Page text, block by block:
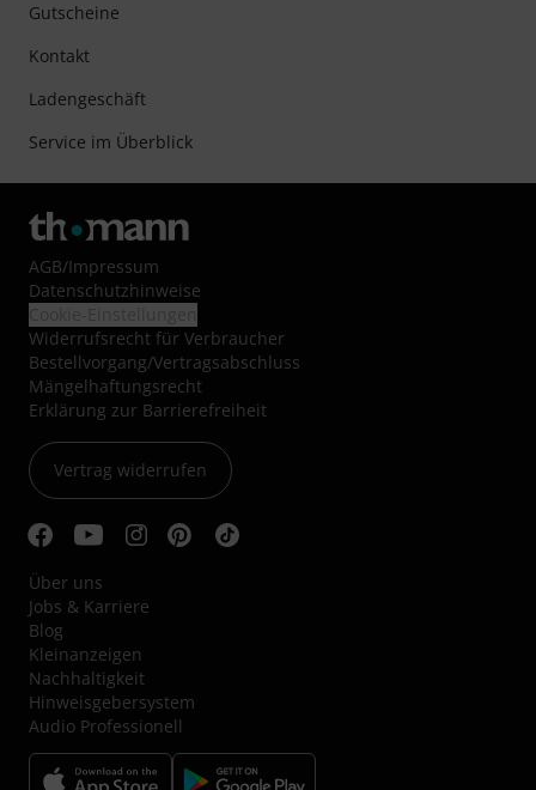
Gutscheine
Kontakt
Ladengeschäft
Service im Überblick
AGB/Impressum
Datenschutzhinweise
Widerrufsrecht für Verbraucher
Bestellvorgang/Vertragsabschluss
Mängelhaftungsrecht
Erklärung zur Barrierefreiheit
Vertrag widerrufen
Über uns
Jobs & Karriere
Blog
Kleinanzeigen
Nachhaltigkeit
Hinweisgebersystem
Audio Professionell